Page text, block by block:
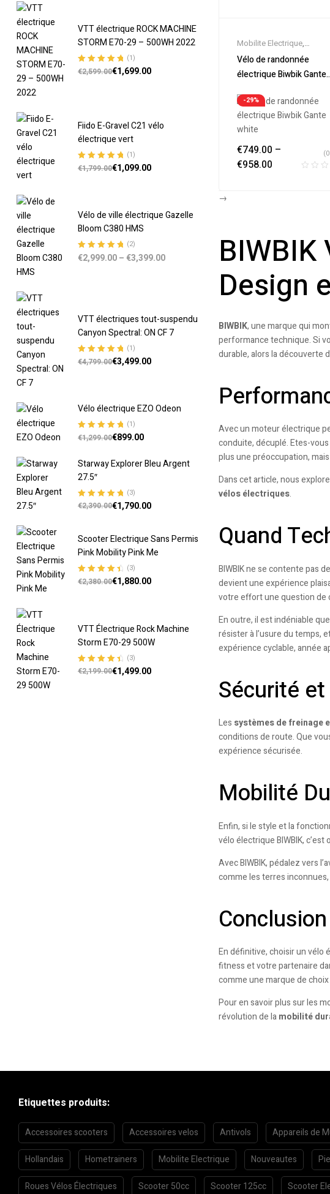
Mobilite Electrique,
Nouveautes,Promos &
Soldes,Vélo électrique ville
Vélo de randonnée
électrique Biwbik Gante
-29%
€749.00 –
€958.00
→
Design
BIWBIK, une marque qui
performance technique. Si
durable, alors la découverte
Avec un moteur électrique
conduite, décuplé. Etes-
plus une préoccupation,
Dans cet article, nous
vélos électriques.
Quand
BIWBIK ne se contente pas
devient une expérience
votre effort une question de
En outre, il est indéniable
résister à l’usure du temps,
expérience cyclable, année
Sécurité
Les systèmes de freinage
conditions de route. Que
expérience sécurisée.
Mobilité
Enfin, si le style et la
vélo électrique BIWBIK,
Avec BIWBIK, pédalez vers
comme les terres
En définitive, choisir un vélo
fitness et votre partenaire
comme une marque de
Pour en savoir plus sur les
révolution de lamobilité
VTT électrique ROCK MACHINE
STORM E70-29 – 500WH 2022
Note5.00sur
(1)
€2,599.00€1,699.00
Fiido E-Gravel C21 vélo
électrique vert
Note5.00sur
(1)
€1,799.00€1,099.00
Vélo de ville électrique Gazelle
Bloom C380 HMS
Note5.00 sur
(2)
€2,999.00– €3,399.00
VTT électriques tout-suspendu
Canyon Spectral: ON CF 7
Note5.00sur
(1)
€4,799.00€3,499.00
Vélo électrique EZO Odeon
Note5.00sur
(1)
€1,299.00€899.00
Starway Explorer Bleu Argent
27.5″
Note5.00sur
(3)
€2,390.00€1,790.00
Scooter Electrique Sans Permis
Pink Mobility Pink Me
Note4.67
(3)
€2,380.00€1,880.00
VTT Électrique Rock Machine
Storm E70-29 500W
Note4.67
(3)
€2,199.00€1,499.00
Etiquettes produits:
Accessoires scooters Accessoires velos Antivols Appareils de
Hollandais Hometrainers Mobilite Electrique Nouveautes
Roues Vélos Électriques Scooter 50cc Scooter 125cc Scooter